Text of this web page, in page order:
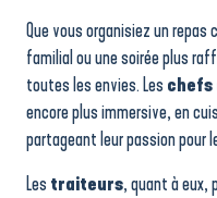
Que vous organisiez un repas
familial ou une soirée plus
toutes les envies. Les chefs
encore plus immersive, en
partageant leur passion pour
Les traiteurs, quant à eux,